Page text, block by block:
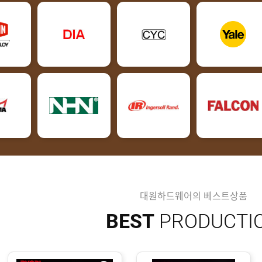
대원하드웨어의 베스트상품
BEST